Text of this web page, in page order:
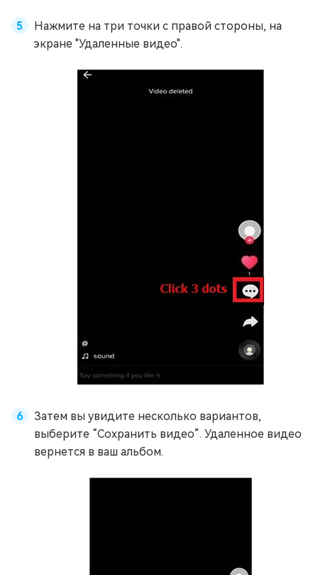
Нажмите на три точки с правой стороны, на
экране "Удаленные видео".
Затем вы увидите несколько вариантов,
выберите “Сохранить видео”. Удаленное видео
вернется в ваш альбом.